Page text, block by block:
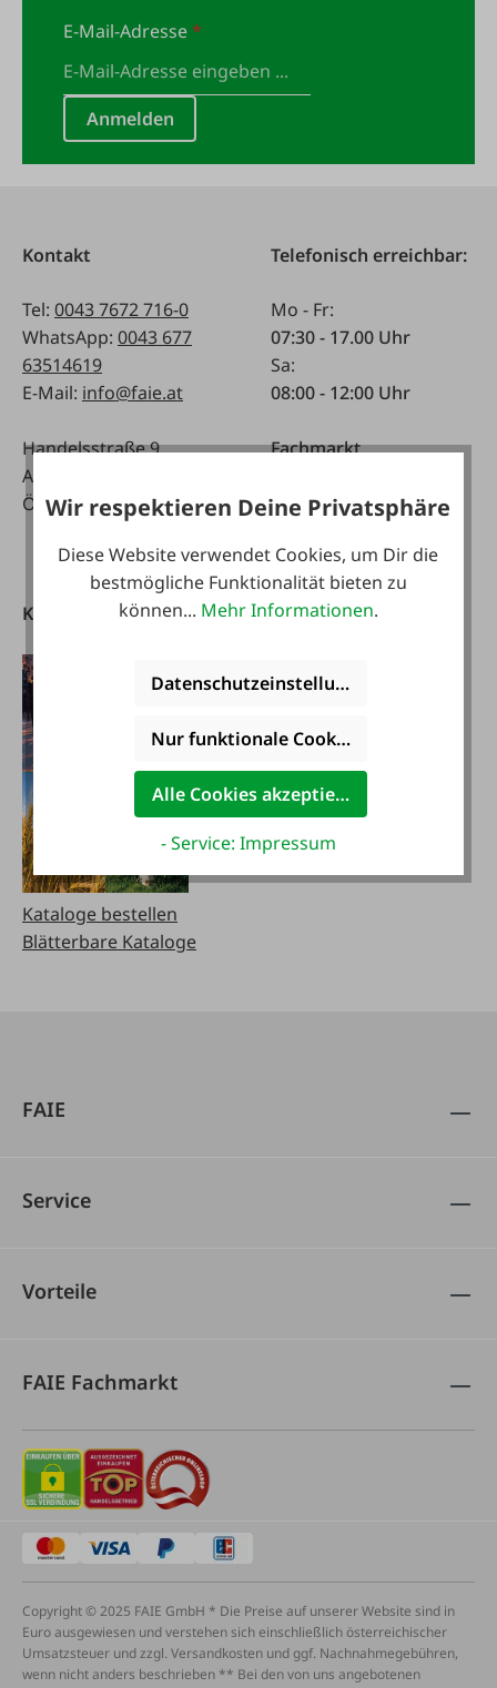
E-Mail-Adresse*
Anmelden
Kontakt
Tel: 0043 7672 716-0
WhatsApp: 0043 677
63514619
E-Mail: info@faie.at
Handelsstraße 9
A-4844 Regau
Österreich
Telefonisch erreichbar:
Mo - Fr:
07:30 - 17.00 Uhr
Sa:
08:00 - 12:00 Uhr
Fachmarkt
08:00 - 17:00 Uhr
08:00 - 12:00 Uhr
Kataloge
Kataloge bestellen
Blätterbare Kataloge
FAIE App
FAIE
Service
Vorteile
FAIE Fachmarkt
Copyright © 2025 FAIE GmbH * Die Preise auf unserer Website sind in
Euro ausgewiesen und verstehen sich einschließlich österreichischer
Umsatzsteuer und zzgl. Versandkosten und ggf. Nachnahmegebühren,
wenn nicht anders beschrieben ** Bei den von uns angebotenen
Wir respektieren Deine Privatsphäre
Diese Website verwendet Cookies, um Dir die
bestmögliche Funktionalität bieten zu
können... Mehr Informationen.
Datenschutzeinstellungen
Nur funktionale Cookies akzeptieren
Alle Cookies akzeptieren
- Service: Impressum